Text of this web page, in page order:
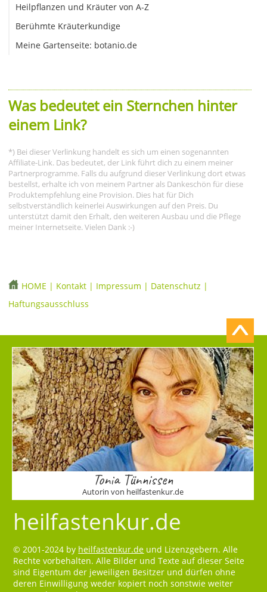
Heilpflanzen und Kräuter von A-Z
Berühmte Kräuterkundige
Meine Gartenseite: botanio.de
Was bedeutet ein Sternchen hinter
einem Link?
*) Bei dieser Verlinkung handelt es sich um einen sogenannten
Affiliate-Link. Das bedeutet, der Link führt dich zu einem meiner
Partnerprogramme. Falls du aufgrund dieser Verlinkung dort etwas
bestellst, erhalte ich von meinem Partner als Dankeschön für diese
Produktempfehlung eine Provision. Dies hat für Dich
selbstverständlich keinerlei Auswirkungen auf den Preis. Du
unterstützt damit den Erhalt, den weiteren Ausbau und die Pflege
meiner Internetseite. Vielen Dank :-)
HOME | Kontakt | Impressum | Datenschutz |
Haftungsausschluss
Tonia Tünnissen
Autorin von heilfastenkur.de
heilfastenkur.de
© 2001-2024 by heilfastenkur.de und Lizenzgebern. Alle
Rechte vorbehalten. Alle Bilder und Texte auf dieser Seite
sind Eigentum der jeweiligen Besitzer und dürfen ohne
deren Einwilligung weder kopiert noch sonstwie weiter